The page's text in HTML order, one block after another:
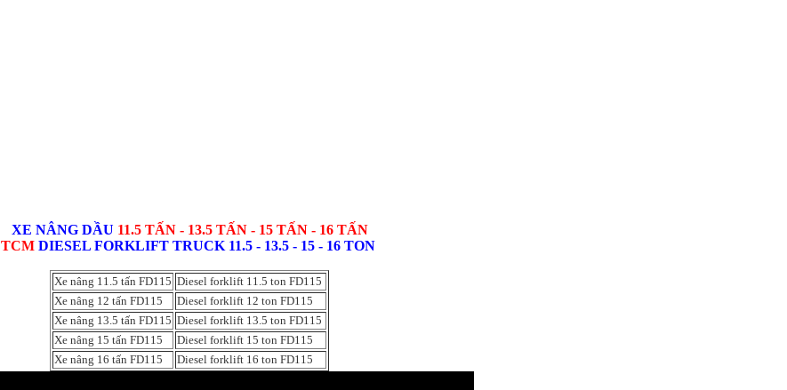
XE NÂNG DẦU 11.5 TẤN - 13.5 TẤN - 15 TẤN - 16 TẤN
TCMDIESEL FORKLIFT TRUCK 11.5 - 13.5 - 15 - 16 TON
Xe nâng 11.5 tấn FD115 Diesel forklift 11.5 ton FD115
Xe nâng 12 tấn FD115
Diesel forklift 12 ton FD115
Xe nâng 13.5 tấn FD115 Diesel forklift 13.5 ton FD115
Xe nâng 15 tấn FD115
Diesel forklift 15 ton FD115
Xe nâng 16 tấn FD115
Diesel forklift 16 ton FD115